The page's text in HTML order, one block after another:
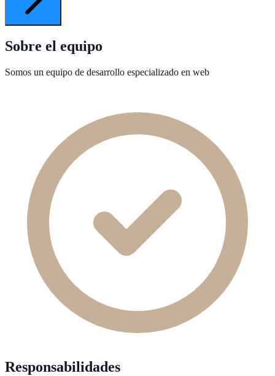
Sobre el equipo
Somos un equipo de desarrollo especializado en web
Responsabilidades